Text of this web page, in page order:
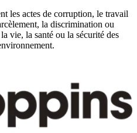
les actes de corruption, le travail
la discrimination ou
vie, la santé ou la sécurité des